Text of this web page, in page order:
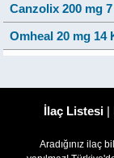
Canzolix 200 mg
Omheal 20 mg 14
İlaç Listesi |
Aradığınız ilaç